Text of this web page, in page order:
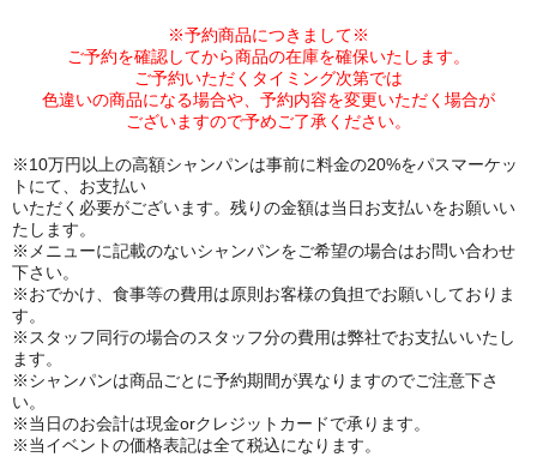
※予約商品につきまして※
ご予約を確認してから商品の在庫を確保いたします。
ご予約いただくタイミング次第では
色違いの商品になる場合や、 予約内容を変更いただく場合が
ございますので予めご了承ください。
※10万円以上の高額シャンパンは事前に料金の20%をパスマーケッ
トにて、お支払い
いただく必要がございます。残りの金額は当日お支払いをお願いい
たします。
※メニューに記載のないシャンパンをご希望の場合はお問い合わせ
下さい。
※おでかけ、食事等の費用は原則お客様の負担でお願いしておりま
す。
※スタッフ同行の場合のスタッフ分の費用は弊社でお支払いいたし
ます。
※シャンパンは商品ごとに予約期間が異なりますのでご注意下さ
い。
※当日のお会計は現金orクレジットカードで承ります。
※当イベントの価格表記は全て税込になります。